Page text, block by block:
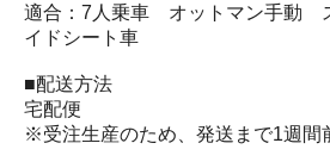
適合：7人乗車 オットマン手動
イドシート車
■配送方法
宅配便
※受注生産のため、発送まで1週間